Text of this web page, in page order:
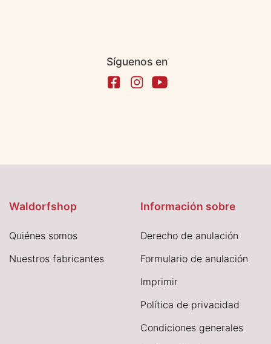
Síguenos en
Waldorfshop
Quiénes somos
Nuestros fabricantes
Información sobre
Derecho de anulación
Formulario de anulación
Imprimir
Política de privacidad
Condiciones generales